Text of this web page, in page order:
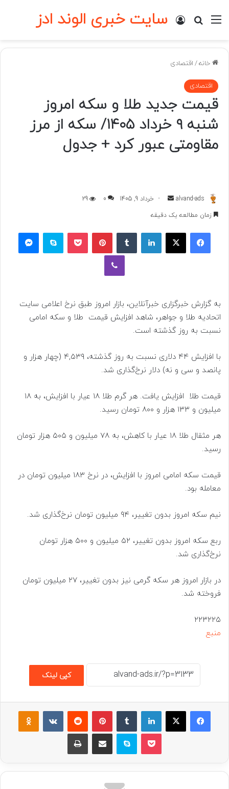
سایت خبری الوند ادز منو جستجو برای
ورود
خانه/ اقتصادی
اقتصادی
قیمت جدید طلا و سکه امروز
شنبه ۹ خرداد ۱۴۰۵/ سکه از مرز
مقاومتی عبور کرد + جدول
alvand-ads
ارسال خرداد 9, 1405 0
29
زمان مطالعه یک دقیقه
فیسبوکایکس لینکداینتامبلر پینتریستپاکت اسکایپ مسنجر
وایبر
به گزارش خبرگزاری خبرآنلاین، بازار امروز طبق نرخ اعلامی سایت
اتحادیه طلا و جواهر، شاهد افزایش قیمت‌ طلا و سکه‌ امامی
نسبت به روز گذشته است.
با افزایش ۴۴ دلاری نسبت به روز گذشته، ۴,۵۳۹ (چهار هزار و
پانصد و سی و نه) دلار نرخ‌گذاری شد.
قیمت طلا افزایش یافت. هر گرم طلا ۱۸ عیار با افزایش، به ۱۸
میلیون و ۱۳۳ هزار و ۸۰۰ تومان رسید.
هر مثقال طلا ۱۸ عیار با کاهش، به ۷۸ میلیون و ۵۰۵ هزار تومان
رسید.
قیمت سکه امامی امروز با افزایش، در نرخ ۱۸۳ میلیون تومان در
معامله بود.
نیم سکه امروز بدون تغییر، ۹۴ میلیون تومان نرخ‌گذاری شد.
ربع سکه امروز بدون تغییر، ۵۲ میلیون و ۵۰۰ هزار تومان
نرخ‌گذاری شد.
در بازار امروز هر سکه گرمی نیز بدون تغییر، ۲۷ میلیون تومان
فروخته شد.
۲۲۳۲۲۵
منبع
کپی لینک
فیسبوکایکس لینکداینتامبلر پینتریستReddit
VKontakte
پاکت اسکایپ اشتراک گذاری با ایمیل چاپ